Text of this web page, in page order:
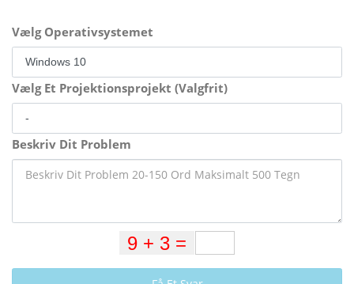
Vælg Operativsystemet
Vælg Et Projektionsprojekt (Valgfrit)
Beskriv Dit Problem